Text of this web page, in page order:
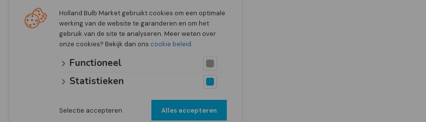
RetailHolland Bulb Market gebruikt cookies om een optimale
werking van de website te garanderen en om het
gebruik van de site te analyseren. Meer weten over
onze cookies? Bekijk dan ons cookie beleid.
Functioneel
Statistieken
Selectie accepteren Alles accepteren